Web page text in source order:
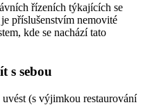
řízeních týkajících se
příslušenstvím nemovité
kde se nachází tato
s sebou
(s výjimkou restaurování